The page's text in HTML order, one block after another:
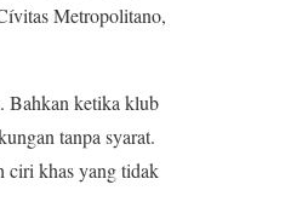
Metropolitano,
Bahkan ketika klub
tanpa syarat.
ciri khas yang tidak